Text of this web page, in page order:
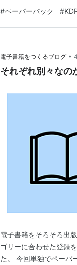
ら少し経ったので、も
ん。 検証をしてみまし
#ペーパーバック #KDP
電子書籍をつくるブログ •
それぞれ別々な
電子書籍をそろそろ出
ゴリーに合わせた登録
た。 今回単独でペーパ